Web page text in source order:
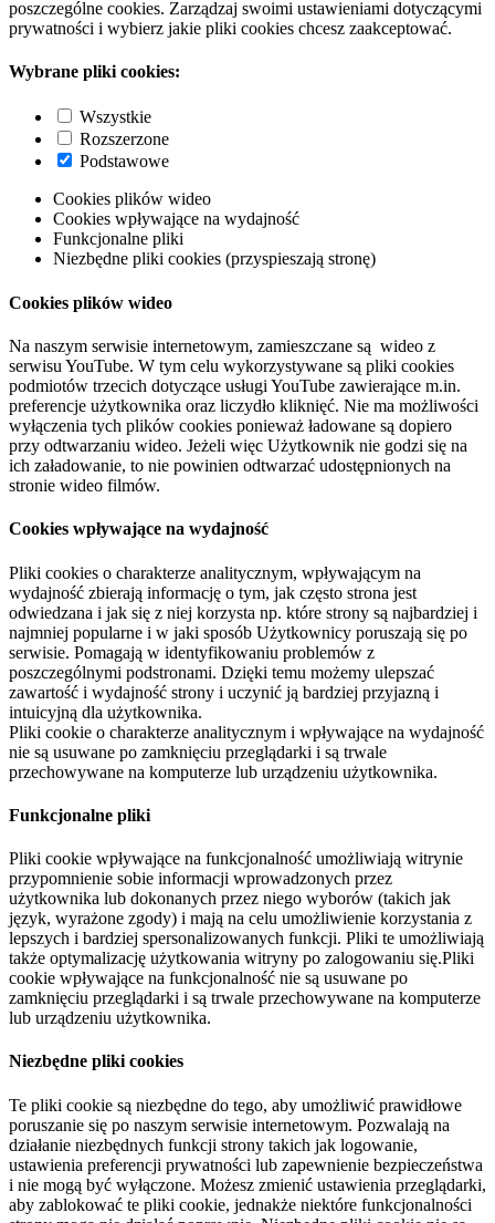
poszczególne cookies. Zarządzaj swoimi ustawieniami dotyczącymi
prywatności i wybierz jakie pliki cookies chcesz zaakceptować.
Wybrane pliki cookies:
Wszystkie
Rozszerzone
Podstawowe
Cookies plików wideo
Cookies wpływające na wydajność
Funkcjonalne pliki
Niezbędne pliki cookies (przyspieszają stronę)
Cookies plików wideo
Na naszym serwisie internetowym, zamieszczane są wideo z
serwisu YouTube. W tym celu wykorzystywane są pliki cookies
podmiotów trzecich dotyczące usługi YouTube zawierające m.in.
preferencje użytkownika oraz liczydło kliknięć. Nie ma możliwości
wyłączenia tych plików cookies ponieważ ładowane są dopiero
przy odtwarzaniu wideo. Jeżeli więc Użytkownik nie godzi się na
ich załadowanie, to nie powinien odtwarzać udostępnionych na
stronie wideo filmów.
Cookies wpływające na wydajność
Pliki cookies o charakterze analitycznym, wpływającym na
wydajność zbierają informację o tym, jak często strona jest
odwiedzana i jak się z niej korzysta np. które strony są najbardziej i
najmniej popularne i w jaki sposób Użytkownicy poruszają się po
serwisie. Pomagają w identyfikowaniu problemów z
poszczególnymi podstronami. Dzięki temu możemy ulepszać
zawartość i wydajność strony i uczynić ją bardziej przyjazną i
intuicyjną dla użytkownika.
Pliki cookie o charakterze analitycznym i wpływające na wydajność
nie są usuwane po zamknięciu przeglądarki i są trwale
przechowywane na komputerze lub urządzeniu użytkownika.
Funkcjonalne pliki
Pliki cookie wpływające na funkcjonalność umożliwiają witrynie
przypomnienie sobie informacji wprowadzonych przez
użytkownika lub dokonanych przez niego wyborów (takich jak
język, wyrażone zgody) i mają na celu umożliwienie korzystania z
lepszych i bardziej spersonalizowanych funkcji. Pliki te umożliwiają
także optymalizację użytkowania witryny po zalogowaniu się.Pliki
cookie wpływające na funkcjonalność nie są usuwane po
zamknięciu przeglądarki i są trwale przechowywane na komputerze
lub urządzeniu użytkownika.
Niezbędne pliki cookies
Te pliki cookie są niezbędne do tego, aby umożliwić prawidłowe
poruszanie się po naszym serwisie internetowym. Pozwalają na
działanie niezbędnych funkcji strony takich jak logowanie,
ustawienia preferencji prywatności lub zapewnienie bezpieczeństwa
i nie mogą być wyłączone. Możesz zmienić ustawienia przeglądarki,
aby zablokować te pliki cookie, jednakże niektóre funkcjonalności